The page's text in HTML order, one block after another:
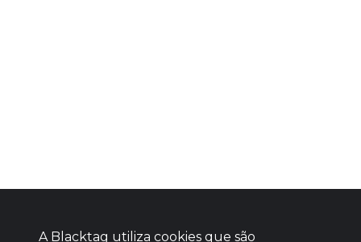
A Blacktag utiliza cookies que são